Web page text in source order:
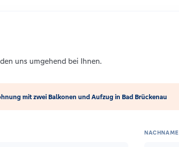
uns umgehend bei Ihnen.
mit zwei Balkonen und Aufzug in Bad Brückenau
NACHNAME